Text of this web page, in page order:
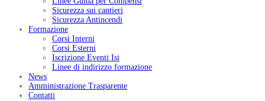
Sicurezza sui cantieri
Sicurezza Antincendi
Formazione
Corsi Interni
Corsi Esterni
Iscrizione Eventi Isi
Linee di indirizzo formazione
News
Amministrazione Trasparente
Contatti